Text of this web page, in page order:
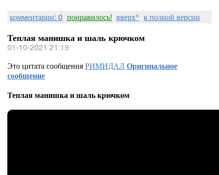
комментарии: 0 понравилось! вверх^ к полной версии
Теплая манишка и шаль крючком
01-10-2021 21:19
Это цитата сообщенияРИМИДАЛОригинальное
сообщение
Теплая манишка и шаль крючком